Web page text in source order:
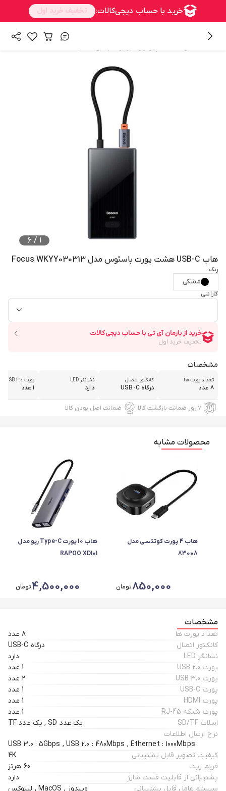
1
/
6
هاب USB-C هشت پورت باسئوس مدل Focus WKYY030313
رنگ
مشکی
گارانتی
مشخصات
تعداد پورت ها
8 عدد
کانکتور اتصال
درگاه USB-C
نشانگر LED
دارد
پورت USB 2.0
1 عدد
۷ روز ضمانت بازگشت کالا ضمانت اصل بودن کالا
محصولات مشابه
هاب 4 پورت کوتتسی مدل
83008
850,000تومان
هاب 10 پورت Type-C رپو مدل
RAPOO XD101
4,500,000تومان
مشخصات
تعداد پورت ها
8 عدد
کانکتور اتصال
درگاه USB-C
نشانگر LED
دارد
پورت USB 2.0
1 عدد
پورت USB 3.0
2 عدد
پورت USB-C
1 عدد
پورت HDMI
1 عدد
پورت شبکه RJ-45
1 عدد
اسلات SD/TF
یک عدد SD , یک عدد TF
نرخ ارسال اطلاعات
USB 3.0 : 5Gbps , USB 2.0 : 480Mbps , Ethernet : 1000Mbps
کیفیت تصویر قابل پشتیبانی
4K
فریم ریت
60 هرتز
پشتیبانی از قابلیت فست شارژ
دارد
سیستم عامل قابل پشتیبانی
ویندوز , MacOS , لینوکس